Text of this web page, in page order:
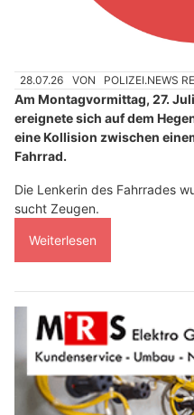
28.07.26 VON POLIZEI.NEWS
Am Montagvormittag, 27.
ereignete sich auf dem
eine Kollision zwischen
Fahrrad.
Die Lenkerin des Fahrrades
sucht Zeugen.
Weiterlesen